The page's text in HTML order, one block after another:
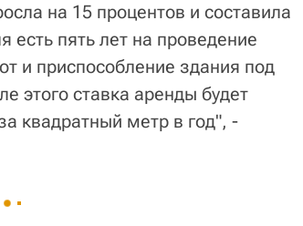
на 15 процентов и составила
есть пять лет на проведение
и приспособление здания под
этого ставка аренды будет
квадратный метр в год", -